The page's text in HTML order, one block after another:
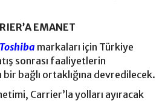
EMANET
Toshiba markaları için Türkiye
sonrası faaliyetlerin
bağlı ortaklığına devredilecek.
Carrier’la yolları ayıracak